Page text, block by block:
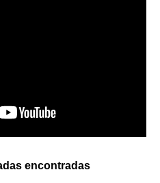
encontradas